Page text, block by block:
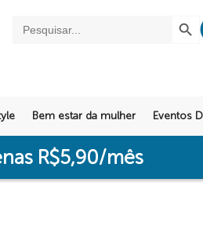
for:
SEARCH
Bem estar da mulher Eventos
R$5,90/mês